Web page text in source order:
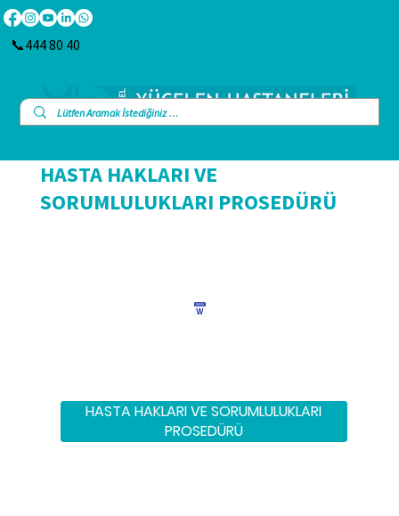
📞444 80 40
HASTA HAKLARI VE
SORUMLULUKLARI PROSEDÜRÜ
HASTA HAKLARI VE SORUMLULUKLARI
PROSEDÜRÜ